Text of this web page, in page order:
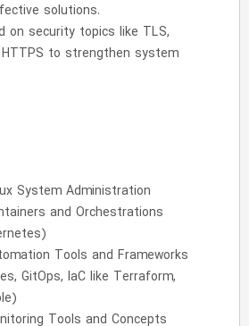
solutions.
on security topics like TLS,
HTTPS to strengthen system
System Administration
and Orchestrations
Tools and Frameworks
GitOps, IaC like Terraform,
Tools and Concepts